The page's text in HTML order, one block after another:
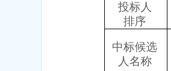
投标人
排序
中标候选
人名称